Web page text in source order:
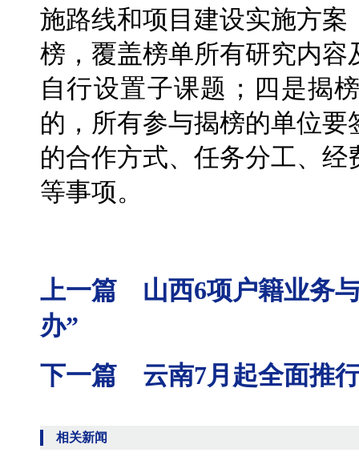
施路线和项目建设实施方
榜，覆盖榜单所有研究内
自行设置子课题；四是揭
的，所有参与揭榜的单位
的合作方式、任务分工、
等事项。
上一篇 山西6项户籍业务
办”
下一篇 云南7月起全面推
相关新闻